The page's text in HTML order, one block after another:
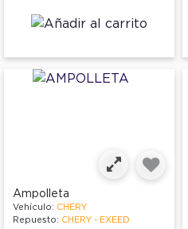
Ampolleta
Vehículo: CHERY
Repuesto: CHERY - EXEED